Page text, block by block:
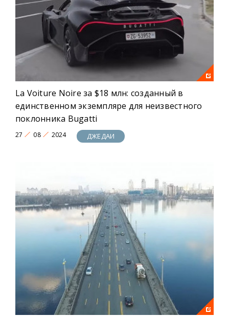
La Voiture Noire за $18 млн: созданный в
единственном экземпляре для неизвестного
поклонника Bugatti
27 08 2024 ДЖЕДАИ